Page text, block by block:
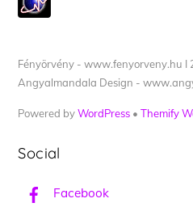
Fényörvény - www.fenyorveny.hu
Angyalmandala Design -
Powered byWordPress •Themify
Social
Facebook